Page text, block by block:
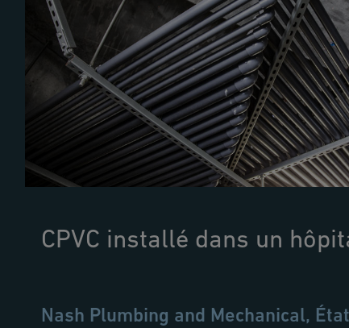
CPVC installé dans un
Nash Plumbing and Mechanical,